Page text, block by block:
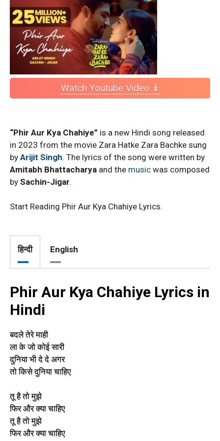
Watch Youtube Video ↡
“Phir Aur Kya Chahiye” is a new Hindi song released
in 2023 from the movie Zara Hatke Zara Bachke sung
by Arijit Singh. The lyrics of the song were written by
Amitabh Bhattacharya and the music was composed
by Sachin-Jigar.
Start Reading Phir Aur Kya Chahiye Lyrics.
हिन्दी English
Phir Aur Kya Chahiye Lyrics in
Hindi
बदले तेरे माही
ला के जो कोई सारी
दुनिया भी दे दे अगर
तो किसे दुनिया चाहिए
तू है तो मुझे
फिर और क्या चाहिए
तू है तो मुझे
फिर और क्या चाहिए